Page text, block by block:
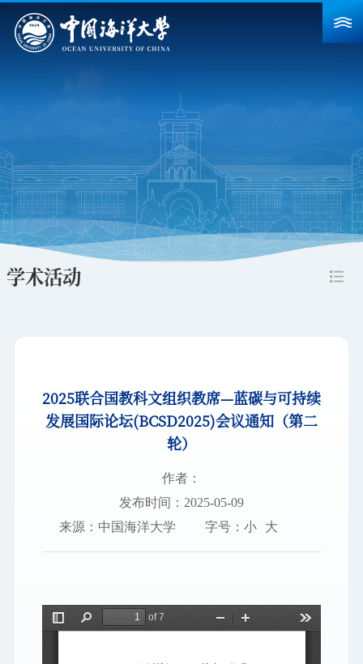
重点建设
教育教学
图书档案
通知公告
校内通知 学校新闻
信息服务
领导信箱 信息公开
校园VR
访客 适老 访问旧版
学术活动
2025联合国教科文组织教席—蓝碳与可持续
发展国际论坛(BCSD2025)会议通知（第二
轮）
作者：
发布时间：2025-05-09
来源：中国海洋大学
字号：小 大